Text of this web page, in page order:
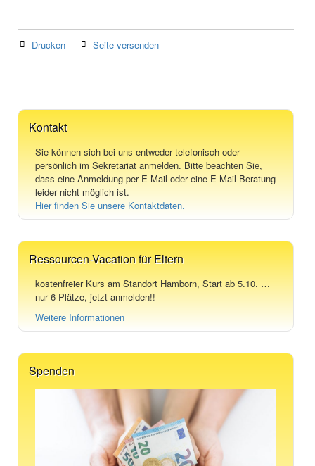
Drucken Seite versenden
Kontakt
Sie können sich bei uns entweder telefonisch oder
persönlich im Sekretariat anmelden. Bitte beachten Sie,
dass eine Anmeldung per E-Mail oder eine E-Mail-Beratung
leider nicht möglich ist.
Hier finden Sie unsere Kontaktdaten.
Ressourcen-Vacation für Eltern
kostenfreier Kurs am Standort Hamborn, Start ab 5.10. …
nur 6 Plätze, jetzt anmelden!!
Weitere Informationen
Spenden